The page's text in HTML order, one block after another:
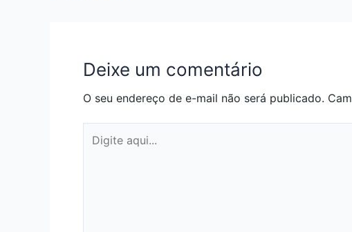
Deixe um comentário
O seu endereço de e-mail não será publicado.
aqui...